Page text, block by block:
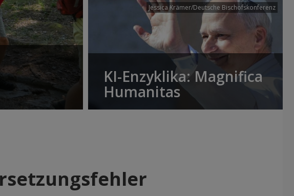
Jessica Krämer/Deutsche Bischofskonferenz
KI-Enzyklika: Magnifica
Humanitas